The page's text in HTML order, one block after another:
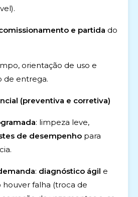
e partida do
orientação de uso e
de entrega.
(preventiva e corretiva)
: limpeza leve,
de desempenho para
: diagnóstico ágil e
falha (troca de